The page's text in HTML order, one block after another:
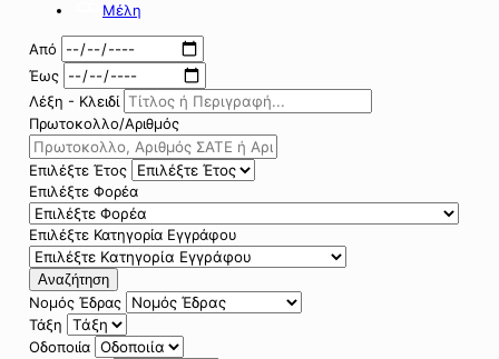
Μέλη
Από
Έως
Λέξη - Κλειδί
Πρωτοκολλο/Αριθμός
Επιλέξτε Έτος
Επιλέξτε Φορέα
Επιλέξτε Κατηγορία Εγγράφου
Αναζήτηση
Νομός Έδρας
Τάξη
Οδοποιία